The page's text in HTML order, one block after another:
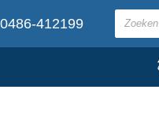
0486-412199